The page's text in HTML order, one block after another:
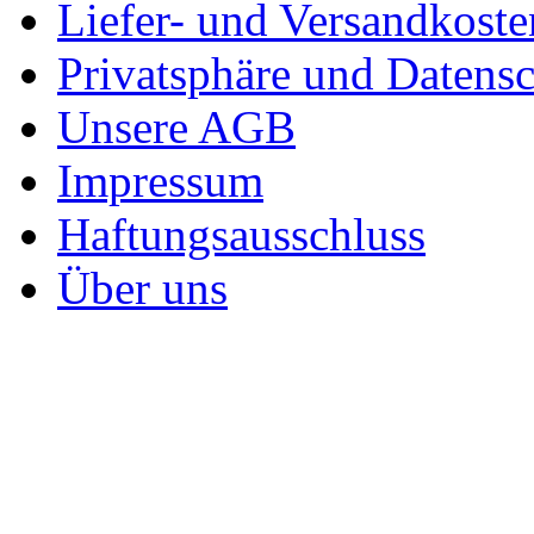
Liefer- und
Privatsphäre und
Unsere AGB
Impressum
Haftungsausschluss
Über uns